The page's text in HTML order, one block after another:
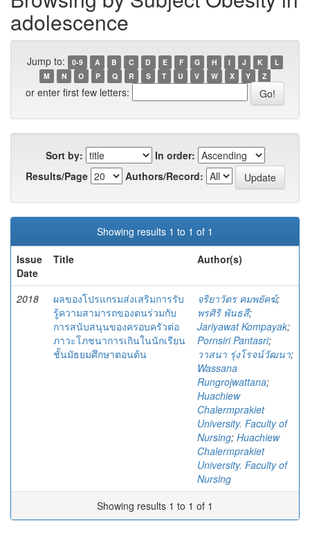
adolescence
Jump to: 0-9 A B C D E F G H I J K
L
M
N O P Q R S T U V W X Y Z
or enter first few letters:
Sort by:
In order:
Results/Page
Authors/Record:
Showing results 1 to 1 of 1
Issue
Date
Title Author(s)
2018
ผลของโปรแกรมส่งเสริมการรับ
รู้ความสามารถของตนร่วมกับ
การสนับสนุนของครอบครัวต่อ
ภาวะโภชนาการเกินในนักเรียน
ชั้นมัธยมศึกษาตอนต้น
จริยาวัตร คมพยัคฆ์;
พรศิริ พันธสี;
Jariyawat Kompayak;
Pornsiri Pantasri;
วาสนา รุ่งโรจน์วัฒนา;
Wassana
Rungrojwattana;
Huachiew
Chalermprakiet
University. Faculty of
Nursing; Huachiew
Chalermprakiet
University. Faculty of
Nursing
Showing results 1 to 1 of 1